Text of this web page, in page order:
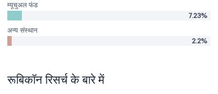
म्यूचुअल फंड
7.23%
अन्य संस्थान
2.2%
रूबिकॉन रिसर्च के बारे में